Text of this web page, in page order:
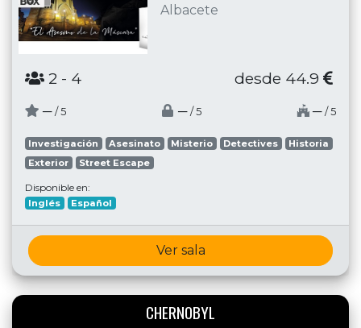
Albacete
2 - 4 desde 44.9
─ / 5 ─ / 5 ─ / 5
Investigación Asesinato Misterio Detectives
Historia
Exterior
Street Escape
Disponible en:
Inglés Español
Ver sala
CHERNOBYL